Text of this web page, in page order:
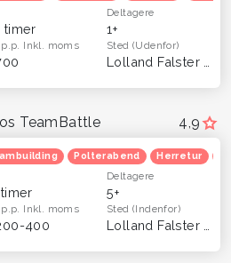
timer
Deltagere
1+
Inkl. moms Sted(Udenfor)
4,9
TeamBattle
Polterabend Herretur
Deltagere
5+
Inkl. moms
400
Sted(Indenfor)